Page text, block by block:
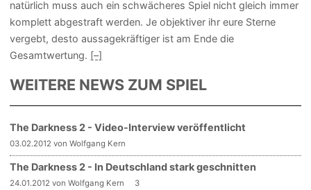
natürlich muss auch ein schwächeres Spiel nicht gleich immer
komplett abgestraft werden. Je objektiver ihr eure Sterne
vergebt, desto aussagekräftiger ist am Ende die
Gesamtwertung. [–]
WEITERE NEWS ZUM SPIEL
The Darkness 2 - Video-Interview veröffentlicht
03.02.2012 von Wolfgang Kern
The Darkness 2 - In Deutschland stark geschnitten
24.01.2012 von Wolfgang Kern 3